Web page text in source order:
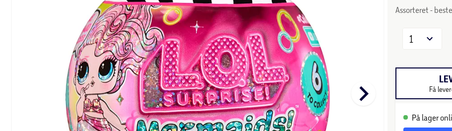
keyboard_arrow_right
Assorteret -
1
Få
På lager